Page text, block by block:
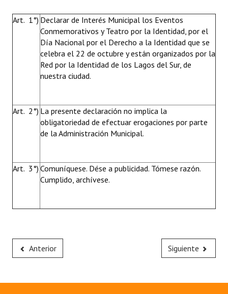
Art. 1°) Declarar de Interés Municipal los Eventos
Conmemorativos y Teatro por la Identidad, por el
Día Nacional por el Derecho a la Identidad que se
celebra el 22 de octubre y están organizados por la
Red por la Identidad de los Lagos del Sur, de
nuestra ciudad.
Art. 2°) La presente declaración no implica la
obligatoriedad de efectuar erogaciones por parte
de la Administración Municipal.
Art. 3°) Comuníquese. Dése a publicidad. Tómese razón.
Cumplido, archívese.
Anterior Siguiente